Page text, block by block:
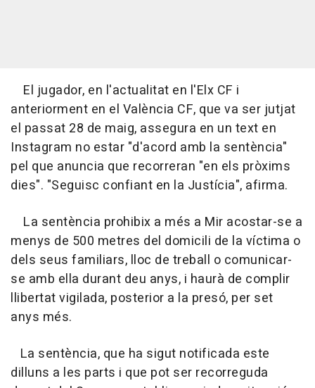
El jugador, en l'actualitat en l'Elx CF i
anteriorment en el València CF, que va ser jutjat
el passat 28 de maig, assegura en un text en
Instagram no estar "d'acord amb la sentència"
pel que anuncia que recorreran "en els pròxims
dies". "Seguisc confiant en la Justícia", afirma.
La sentència prohibix a més a Mir acostar-se a
menys de 500 metres del domicili de la víctima o
dels seus familiars, lloc de treball o comunicar-
se amb ella durant deu anys, i haurà de complir
llibertat vigilada, posterior a la presó, per set
anys més.
La sentència, que ha sigut notificada este
dilluns a les parts i que pot ser recorreguda